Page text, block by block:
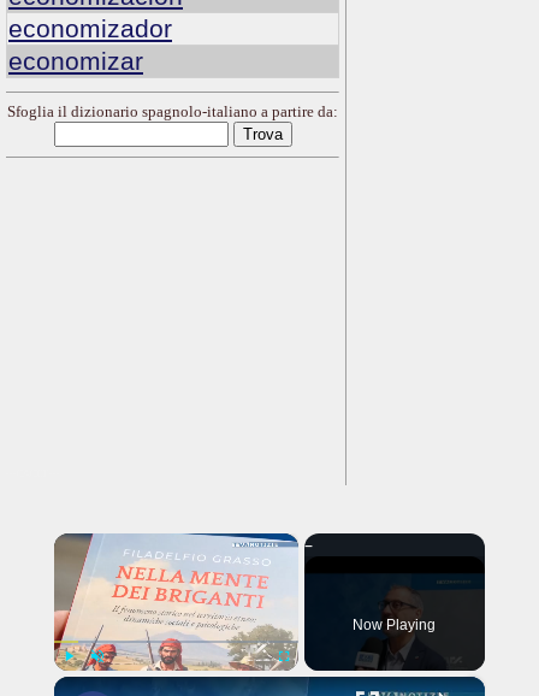
economizador
economizar
Sfoglia il dizionario spagnolo-italiano a partire da:
×
Fullscreen
Now Playing
×